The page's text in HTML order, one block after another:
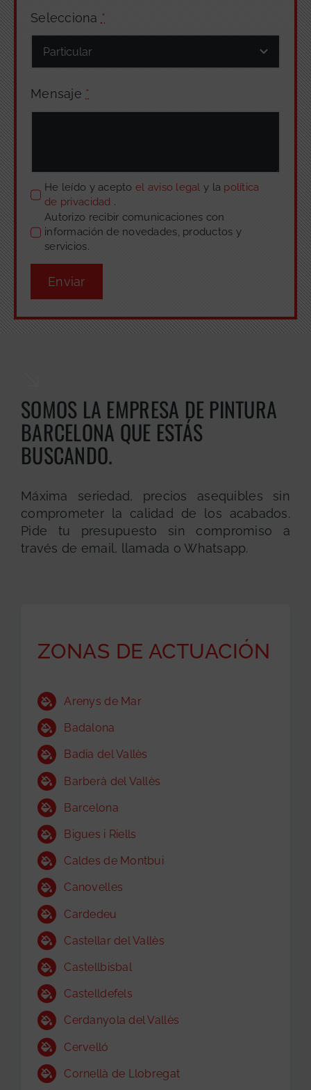
Selecciona *
Mensaje *
He leído y acepto el aviso legaly la política
de privacidad .
Autorizo recibir comunicaciones con
información de novedades, productos y
servicios.
Enviar
SOMOS LA EMPRESA DE PINTURA
BARCELONA QUE ESTÁS
BUSCANDO.
Máxima seriedad, precios asequibles sin
comprometer la calidad de los acabados.
Pide tu presupuesto sin compromiso a
través de email, llamada o Whatsapp.
ZONAS DE ACTUACIÓN
Arenys de Mar
Badalona
Badia del Vallès
Barberà del Vallès
Barcelona
Bigues i Riells
Caldes de Montbui
Canovelles
Cardedeu
Castellar del Vallès
Castellbisbal
Castelldefels
Cerdanyola del Vallès
Cervelló
Cornellà de Llobregat
GRATUITA